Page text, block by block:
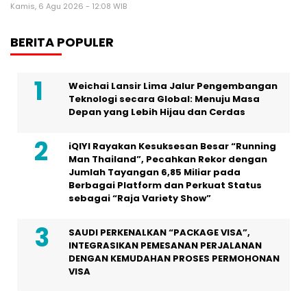
Kamis, 6 Agu 2026 - 12:08 WIB
BERITA POPULER
Weichai Lansir Lima Jalur Pengembangan
Teknologi secara Global: Menuju Masa
Depan yang Lebih Hijau dan Cerdas
iQIYI Rayakan Kesuksesan Besar “Running
Man Thailand”, Pecahkan Rekor dengan
Jumlah Tayangan 6,85 Miliar pada
Berbagai Platform dan Perkuat Status
sebagai “Raja Variety Show”
SAUDI PERKENALKAN “PACKAGE VISA”,
INTEGRASIKAN PEMESANAN PERJALANAN
DENGAN KEMUDAHAN PROSES PERMOHONAN
VISA